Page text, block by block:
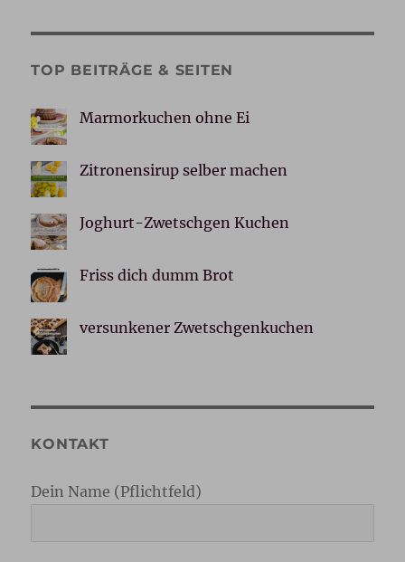
TOP BEITRÄGE & SEITEN
Marmorkuchen ohne Ei
Zitronensirup selber machen
Joghurt-Zwetschgen Kuchen
Friss dich dumm Brot
versunkener Zwetschgenkuchen
KONTAKT
Dein Name (Pflichtfeld)